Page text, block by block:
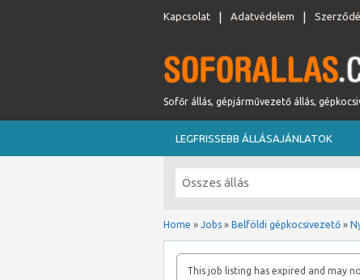
Kapcsolat Adatvédelem
Sofőr állás, gépjárművezető állás,
LEGFRISSEBB ÁLLÁSAJÁNLATOK
Home » Jobs » Belföldi gépkocsivezető »
This job listing has expired and may